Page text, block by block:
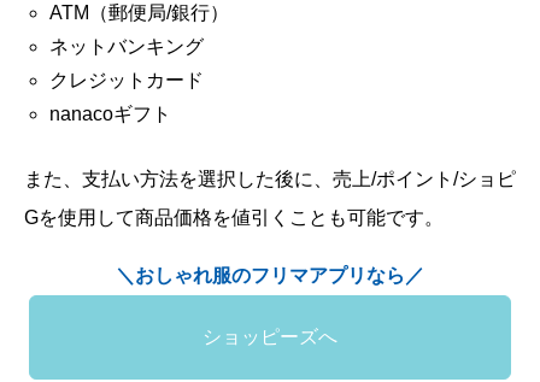
ATM（郵便局/銀行）
ネットバンキング
クレジットカード
nanacoギフト
また、支払い方法を選択した後に、売上/ポイント/ショピ
Gを使用して商品価格を値引くことも可能です。
＼おしゃれ服のフリマアプリなら／
ショッピーズへ